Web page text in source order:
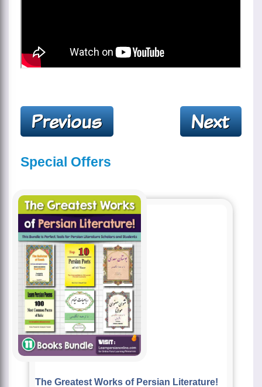
Special Offers
The Greatest Works of Persian Literature!